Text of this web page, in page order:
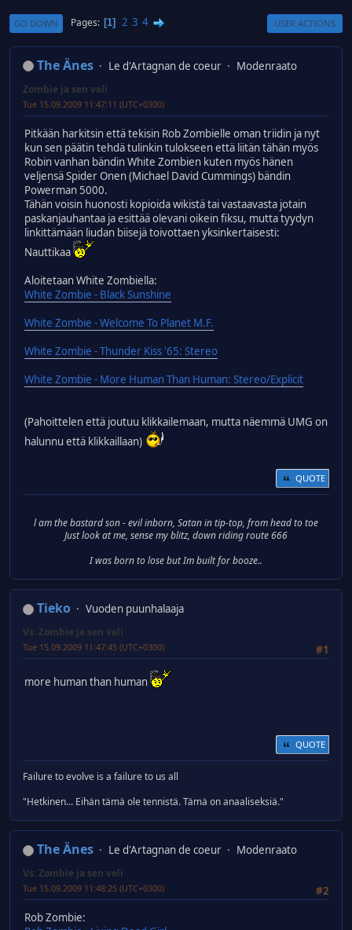
GO DOWN Pages 1 2 3 4 USER ACTIONS
The Änes Le d'Artagnan de coeur Modenraato
Zombie ja sen veli
Tue 15.09.2009 11:47:11 (UTC+0300)
Pitkään harkitsin että tekisin Rob Zombielle oman triidin ja nyt
kun sen päätin tehdä tulinkin tulokseen että liitän tähän myös
Robin vanhan bändin White Zombien kuten myös hänen
veljensä Spider Onen (Michael David Cummings) bändin
Powerman 5000.
Tähän voisin huonosti kopioida wikistä tai vastaavasta jotain
paskanjauhantaa ja esittää olevani oikein fiksu, mutta tyydyn
linkittämään liudan biisejä toivottaen yksinkertaisesti:
Nauttikaa
Aloitetaan White Zombiella:
White Zombie - Black Sunshine
White Zombie - Welcome To Planet M.F.
White Zombie - Thunder Kiss '65: Stereo
White Zombie - More Human Than Human: Stereo/Explicit
(Pahoittelen että joutuu klikkailemaan, mutta näemmä UMG on
halunnu että klikkaillaan)
QUOTE
l am the bastard son - evil inborn, Satan in tip-top, from head to toe
Just look at me, sense my blitz, down riding route 666
I was born to lose but Im built for booze..
Tieko Vuoden puunhalaaja
Vs: Zombie ja sen veli
#1
Tue 15.09.2009 11:47:45 (UTC+0300)
more human than human
QUOTE
Failure to evolve is a failure to us all
"Hetkinen... Eihän tämä ole tennistä. Tämä on anaaliseksiä."
The Änes Le d'Artagnan de coeur Modenraato
Vs: Zombie ja sen veli
#2
Tue 15.09.2009 11:48:25 (UTC+0300)
Rob Zombie: